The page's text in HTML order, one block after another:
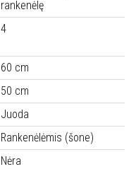
rankenėlę
4
60 cm
50 cm
Juoda
Rankenėlėmis (šone)
Nėra